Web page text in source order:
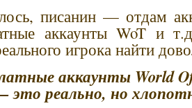
писанин — отдам
аккаунты WoT и
игрока найти
аккаунты World
это реально, но